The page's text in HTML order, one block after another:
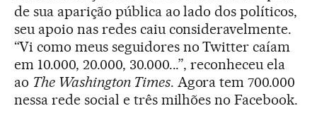
de sua aparição pública ao lado dos políticos,
seu apoio nas redes caiu consideravelmente.
“Vi como meus seguidores no Twitter caíam
em 10.000, 20.000, 30.000...”, reconheceu ela
ao The Washington Times. Agora tem 700.000
nessa rede social e três milhões no Facebook.